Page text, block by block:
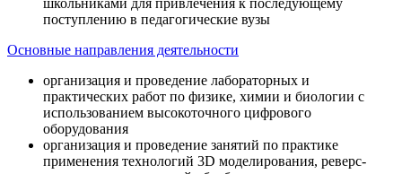
школьниками для привлечения к последующему
поступлению в педагогические вузы
Основные направления деятельности
организация и проведение лабораторных и
практических работ по физике, химии и биологии с
использованием высокоточного цифрового
оборудования
организация и проведение занятий по практике
применения технологий 3D моделирования, реверс-